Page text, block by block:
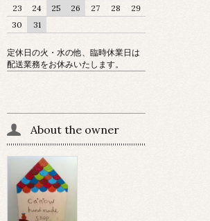
23
24 25 26 27 28
29
30
31
定休日の火・水の他、臨時休業日は
配送業務をお休みいたします。
About the owner